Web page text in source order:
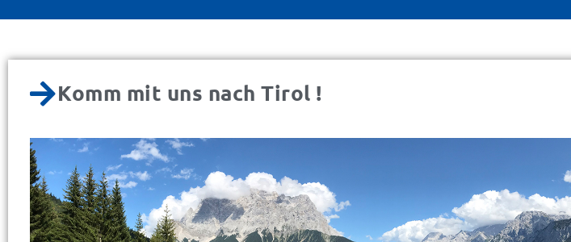
Komm mit uns nach Tirol !